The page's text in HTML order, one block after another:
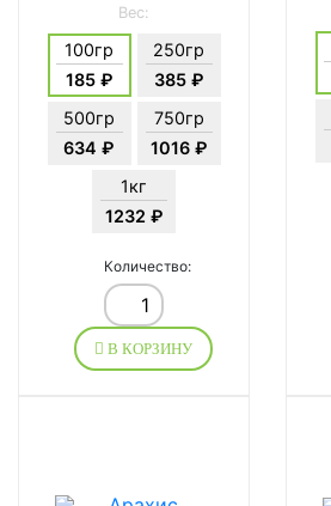
Вес:
100гр
185 ₽
250гр
385 ₽
500гр
634 ₽
750гр
1016 ₽
1кг
1232 ₽
Количество:
В КОРЗИНУ